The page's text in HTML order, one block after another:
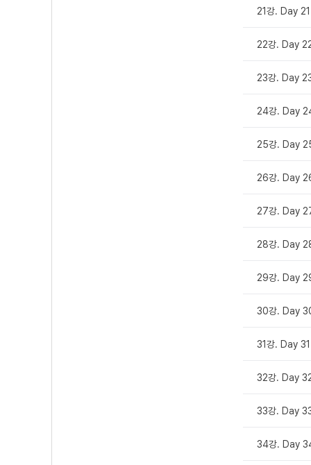
21강. Day 21
22강. Day
23강. Day
24강. Day
25강. Day
26강. Day
27강. Day
28강. Day
29강. Day
30강. Day
31강. Day 31
32강. Day
33강. Day
34강. Day